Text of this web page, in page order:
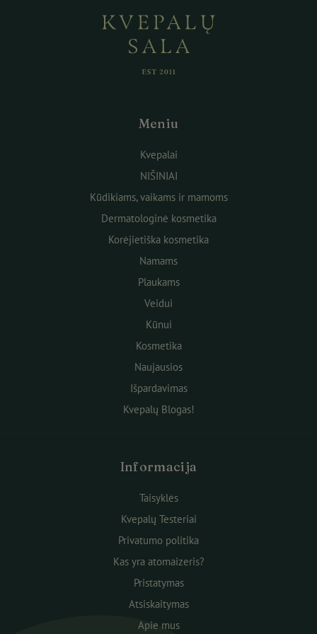
Meniu
Kvepalai
NIŠINIAI
Kūdikiams, vaikams ir mamoms
Dermatologinė kosmetika
Korėjietiška kosmetika
Namams
Plaukams
Veidui
Kūnui
Kosmetika
Naujausios
Išpardavimas
Kvepalų Blogas!
Informacija
Taisyklės
Kvepalų Testeriai
Privatumo politika
Kas yra atomaizeris?
Pristatymas
Atsiskaitymas
Apie mus